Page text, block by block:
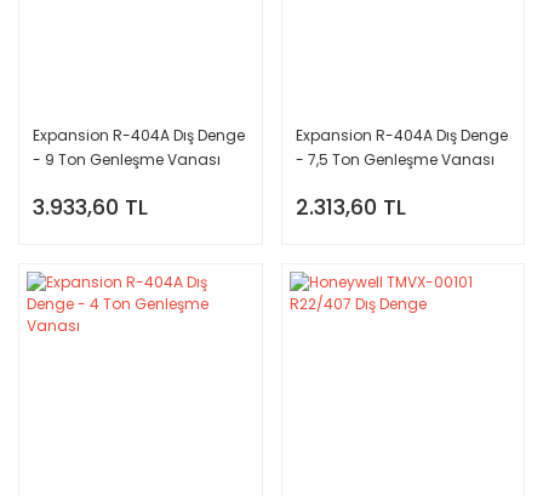
Expansion R-404A Dış Denge
- 9 Ton Genleşme Vanası
3.933,60 TL
Expansion R-404A Dış Denge
- 7,5 Ton Genleşme Vanası
2.313,60 TL